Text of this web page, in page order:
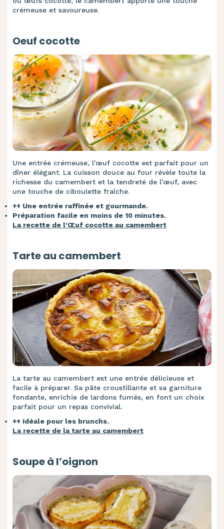
crémeuse et savoureuse.
Oeuf cocotte
Une entrée crémeuse, l'œuf cocotte est parfait pour un
dîner élégant. La cuisson douce au four révèle toute la
richesse du camembert et la tendreté de l'œuf, avec
une touche de ciboulette fraîche.
++ Une entrée raffinée et gourmande.
Préparation facile en moins de 10 minutes.
La recette de l'Œuf cocotte au camembert
Tarte au camembert
La tarte au camembert est une entrée délicieuse et
facile à préparer. Sa pâte croustillante et sa garniture
fondante, enrichie de lardons fumés, en font un choix
parfait pour un repas convivial.
++ Idéale pour les brunchs.
La recette de la tarte au camembert
Soupe à l’oignon